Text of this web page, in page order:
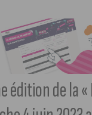
édition de la